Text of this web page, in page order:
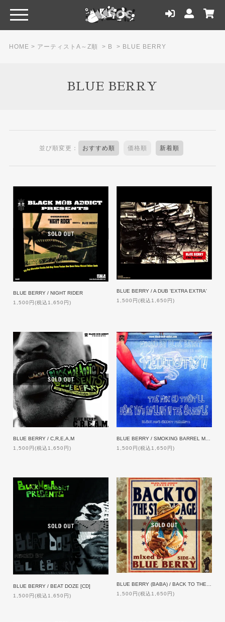
HOME > アーティストA～Z順 > B > BLUE BERRY
BLUE BERRY
並び順変更： おすすめ順 価格順 新着順
BLUE BERRY / NIGHT RIDER
1,500円(税込1,650円)
BLUE BERRY / A DUB 'EXTRA EXTRA'
1,500円(税込1,650円)
BLUE BERRY / C,R,E,A,M
1,500円(税込1,650円)
1,500円(税込1,650円)
BLUE BERRY / BEAT DOZE [CD]
1,500円(税込1,650円)
1,500円(税込1,650円)